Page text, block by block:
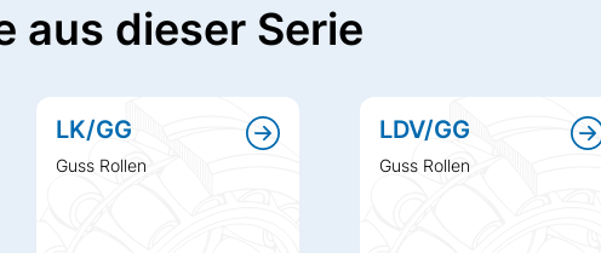
aus dieser Serie
LK/GG
Guss Rollen
LDV/GG
Guss Rollen